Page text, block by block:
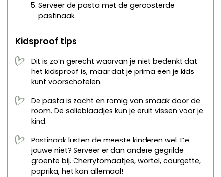
Serveer de pasta met de geroosterde
pastinaak.
Kidsproof tips
Dit is zo’n gerecht waarvan je niet bedenkt dat
het kidsproof is, maar dat je prima een je kids
kunt voorschotelen.
De pasta is zacht en romig van smaak door de
room. De salieblaadjes kun je eruit vissen voor je
kind.
Pastinaak lusten de meeste kinderen wel. De
jouwe niet? Serveer er dan andere gegrilde
groente bij. Cherrytomaatjes, wortel, courgette,
paprika, het kan allemaal!